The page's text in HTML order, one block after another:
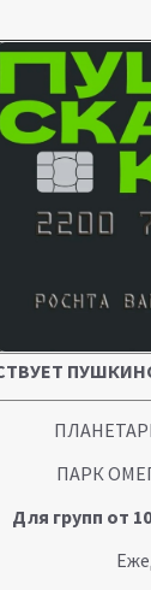
ПАРК
Для групп от